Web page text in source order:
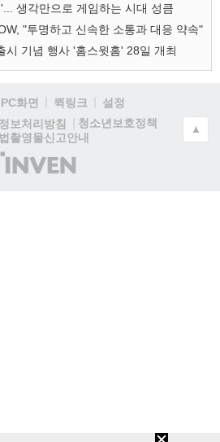
생각만으로 게임하는 시대 성큼
"투명하고 신속한 소통과 대응 약속"
시 기념 행사 '홈스윗홈' 28일 개최
PC화면 퀵링크
설정
보처리방침
청소년보호정책
촬영물신고안내
(주)
인
▲